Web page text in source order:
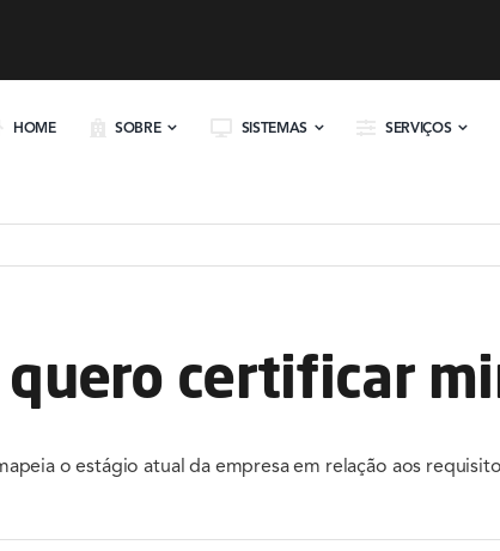
HOME SOBRE SISTEMAS SERVIÇOS
quero certificar
o estágio atual da empresa em relação aos